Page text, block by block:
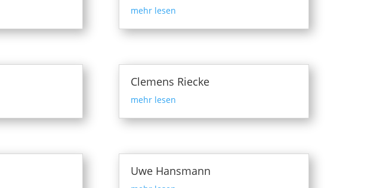
mehr lesen
Clemens Riecke
mehr lesen
Uwe Hansmann